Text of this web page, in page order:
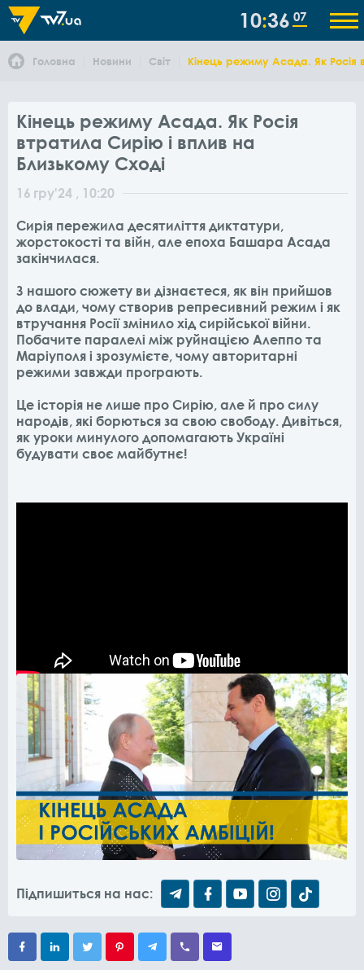
10 36 07
Головна Новини Світ Кінець режиму Асада. Як Росія
Кінець режиму Асада. Як Росія
втратила Сирію і вплив на
Близькому Сході
16 гру'24 , 10:20
Сирія пережила десятиліття диктатури,
жорстокості та війн, але епоха Башара Асада
закінчилася.
З нашого сюжету ви дізнаєтеся, як він прийшов
до влади, чому створив репресивний режим і як
втручання Росії змінило хід сирійської війни.
Побачите паралелі між руйнацією Алеппо та
Маріуполя і зрозумієте, чому авторитарні
режими завжди програють.
Це історія не лише про Сирію, але й про силу
народів, які борються за свою свободу. Дивіться,
як уроки минулого допомагають Україні
будувати своє майбутнє!
Підпишиться на нас: